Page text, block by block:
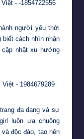
người yêu thời
biết cách nhìn nhận
nhật xu hướng
đa dạng và sự
luôn ưa chuộng
độc đáo, tạo nên